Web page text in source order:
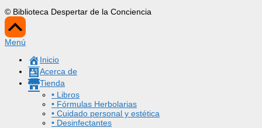
© Biblioteca Despertar de la Conciencia
Scroll
Up
Menú
Inicio
Acerca de
Tienda
• Libros
• Fórmulas Herbolarias
• Cuidado personal y estética
• Desinfectantes